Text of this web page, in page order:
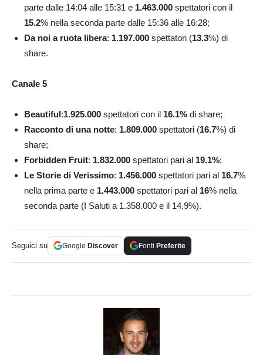
parte dalle 14:04 alle 15:31 e 1.463.000 spettatori con il
15.2% nella seconda parte dalle 15:36 alle 16:28;
Da noi a ruota libera: 1.197.000 spettatori (13.3%) di
share.
Canale 5
Beautiful:1.925.000 spettatori con il 16.1% di share;
Racconto di una notte: 1.809.000 spettatori (16.7%) di
share;
Forbidden Fruit: 1.832.000 spettatori pari al 19.1%;
Le Storie di Verissimo: 1.456.000 spettatori pari al 16.7%
nella prima parte e 1.443.000 spettatori pari al 16% nella
seconda parte (I Saluti a 1.358.000 e il 14.9%).
Seguici su Google Discover Fonti Preferite